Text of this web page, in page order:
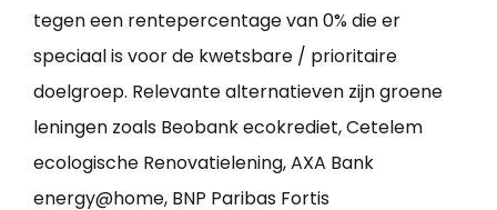
tegen een rentepercentage van 0% die er
speciaal is voor de kwetsbare / prioritaire
doelgroep. Relevante alternatieven zijn groene
leningen zoals Beobank ecokrediet, Cetelem
ecologische Renovatielening, AXA Bank
energy@home, BNP Paribas Fortis